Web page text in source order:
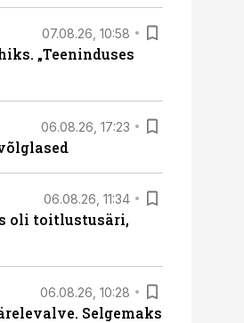
07.08.26, 10:58
„Teeninduses
06.08.26, 17:23
06.08.26, 11:34
oli toitlustusäri,
06.08.26, 10:28
Selgemaks